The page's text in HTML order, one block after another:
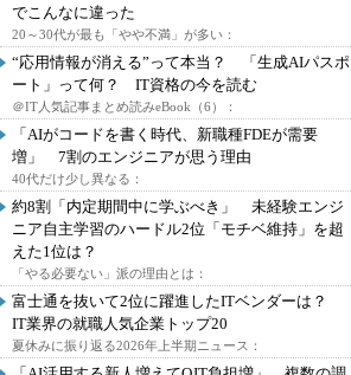
でこんなに違った
20～30代が最も「やや不満」が多い：
“応用情報が消える”って本当？ 「生成AIパスポ
ート」って何？ IT資格の今を読む
＠IT人気記事まとめ読みeBook（6）：
「AIがコードを書く時代、新職種FDEが需要
増」 7割のエンジニアが思う理由
40代だけ少し異なる：
約8割「内定期間中に学ぶべき」 未経験エンジ
ニア自主学習のハードル2位「モチベ維持」を超
えた1位は？
「やる必要ない」派の理由とは：
富士通を抜いて2位に躍進したITベンダーは？
IT業界の就職人気企業トップ20
夏休みに振り返る2026年上半期ニュース：